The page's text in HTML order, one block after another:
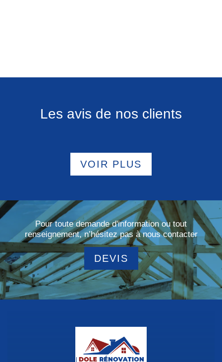
Les avis de nos clients
VOIR PLUS
Pour toute demande d'information ou tout
renseignement, n’hésitez pas à nous contacter
DEVIS